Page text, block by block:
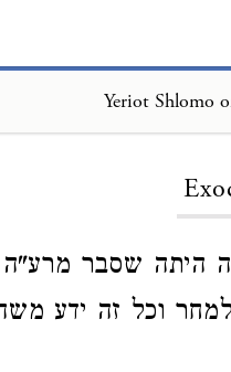
Yeriot Shlomo
היתה שסבר
וכל זה ידע